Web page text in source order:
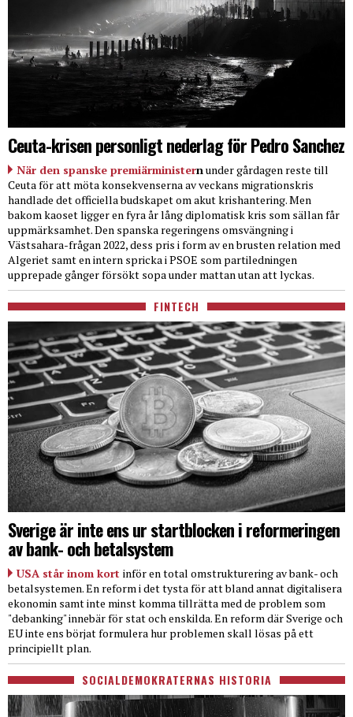
Ceuta-krisen personligt nederlag för Pedro Sanchez
När den spanske premiärministernunder gårdagen reste till
Ceuta för att möta konsekvenserna av veckans migrationskris
handlade det officiella budskapet om akut krishantering. Men
bakom kaoset ligger en fyra år lång diplomatisk kris som sällan får
uppmärksamhet. Den spanska regeringens omsvängning i
Västsahara-frågan 2022, dess pris i form av en brusten relation med
Algeriet samt en intern spricka i PSOE som partiledningen
upprepade gånger försökt sopa under mattan utan att lyckas.
FINTECH
Sverige är inte ens ur startblocken i reformeringen
av bank- och betalsystem
USA står inom kort inför en total omstrukturering av bank- och
betalsystemen. En reform i det tysta för att bland annat digitalisera
ekonomin samt inte minst komma tillrätta med de problem som
"debanking" innebär för stat och enskilda. En reform där Sverige och
EU inte ens börjat formulera hur problemen skall lösas på ett
principiellt plan.
SOCIALDEMOKRATERNAS HISTORIA